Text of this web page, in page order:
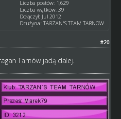
Liczba postów: 1,629
Liczba wątków: 39
Dołączył: Jul 2012
Drużyna: TARZAN'S TEAM TARNOW
#20
Tarnów jadą dalej.